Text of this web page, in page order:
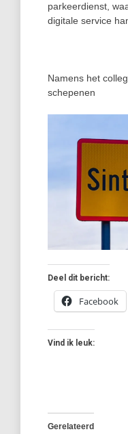
parkeerdienst,
digitale service
Namens het
schepenen
Deel dit bericht:
Facebook
Vind ik leuk:
Gerelateerd